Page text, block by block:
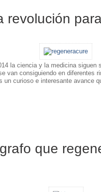
revolución
la ciencia y la medicina siguen
van consiguiendo en diferentes
un curioso e interesante avance
que